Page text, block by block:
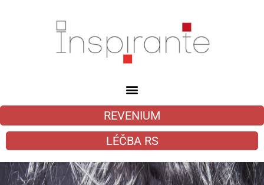
REVENIUM
LÉČBA RS